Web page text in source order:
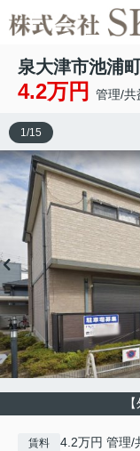
泉大津市池浦
4.2万円 管理/共
1/15
賃料 4.2万円 管理/